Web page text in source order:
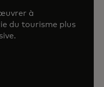
à
du tourisme plus